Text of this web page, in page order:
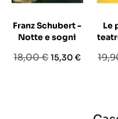
Franz Schubert -
Notte e sogni
Prezzo
18,00 €Prezzo
15,30 €
Le